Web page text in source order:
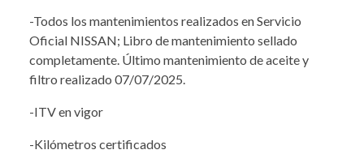
-Todos los mantenimientos realizados en Servicio
Oficial NISSAN; Libro de mantenimiento sellado
completamente. Último mantenimiento de aceite y
filtro realizado 07/07/2025.
-ITV en vigor
-Kilómetros certificados